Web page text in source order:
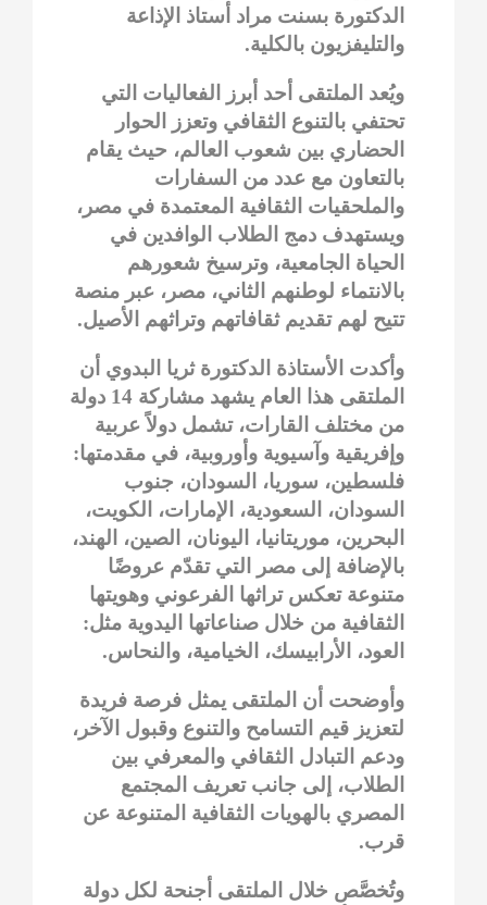
الدكتورة بسنت مراد أستاذ الإذاعة
والتليفزيون بالكلية.
ويُعد الملتقى أحد أبرز الفعاليات التي
تحتفي بالتنوع الثقافي وتعزز الحوار
الحضاري بين شعوب العالم، حيث يقام
بالتعاون مع عدد من السفارات
والملحقيات الثقافية المعتمدة في مصر،
ويستهدف دمج الطلاب الوافدين في
الحياة الجامعية، وترسيخ شعورهم
بالانتماء لوطنهم الثاني، مصر، عبر منصة
تتيح لهم تقديم ثقافاتهم وتراثهم الأصيل.
وأكدت الأستاذة الدكتورة ثريا البدوي أن
الملتقى هذا العام يشهد مشاركة 14 دولة
من مختلف القارات، تشمل دولاً عربية
وإفريقية وآسيوية وأوروبية، في مقدمتها:
فلسطين، سوريا، السودان، جنوب
السودان، السعودية، الإمارات، الكويت،
البحرين، موريتانيا، اليونان، الصين، الهند،
بالإضافة إلى مصر التي تقدّم عروضًا
متنوعة تعكس تراثها الفرعوني وهويتها
الثقافية من خلال صناعاتها اليدوية مثل:
العود، الأرابيسك، الخيامية، والنحاس.
وأوضحت أن الملتقى يمثل فرصة فريدة
لتعزيز قيم التسامح والتنوع وقبول الآخر،
ودعم التبادل الثقافي والمعرفي بين
الطلاب، إلى جانب تعريف المجتمع
المصري بالهويات الثقافية المتنوعة عن
قرب.
وتُخصَّص خلال الملتقى أجنحة لكل دولة